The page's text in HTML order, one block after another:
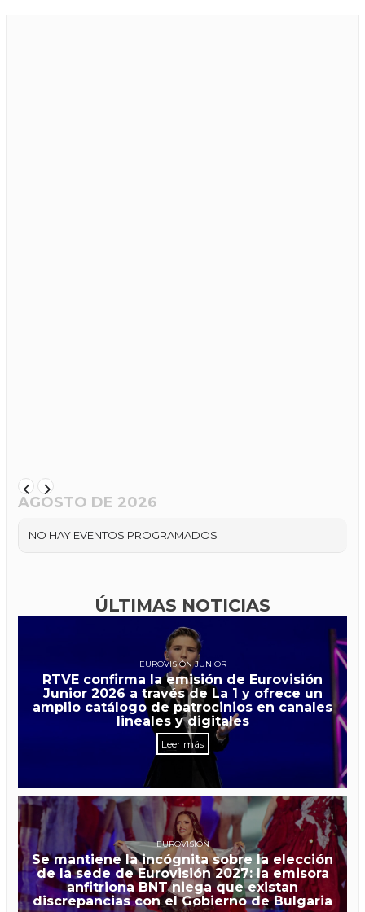
AGOSTO DE 2026
NO HAY EVENTOS PROGRAMADOS
ÚLTIMAS NOTICIAS
EUROVISIÓN JUNIOR
RTVE confirma la emisión de Eurovisión
Junior 2026 a través de La 1 y ofrece un
amplio catálogo de patrocinios en canales
lineales y digitales
Leer más
EUROVISIÓN
Se mantiene la incógnita sobre la elección
de la sede de Eurovisión 2027: la emisora
anfitriona BNT niega que existan
discrepancias con el Gobierno de Bulgaria